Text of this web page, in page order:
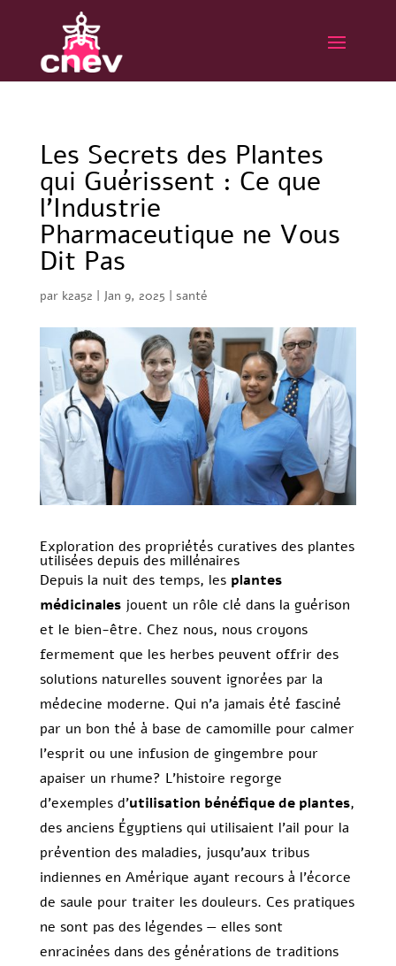
Les Secrets des Plantes
qui Guérissent : Ce que
l’Industrie
Pharmaceutique ne Vous
Dit Pas
par k2a52 | Jan 9, 2025 | santé
Exploration des propriétés curatives des plantes
utilisées depuis des millénaires
Depuis la nuit des temps, les plantes
médicinalesjouent un rôle clé dans la guérison
et le bien-être. Chez nous, nous croyons
fermement que les herbes peuvent offrir des
solutions naturelles souvent ignorées par la
médecine moderne. Qui n’a jamais été fasciné
par un bon thé à base de camomille pour calmer
l’esprit ou une infusion de gingembre pour
apaiser un rhume? L’histoire regorge
d’exemples d’utilisation bénéfique de plantes,
des anciens Égyptiens qui utilisaient l’ail pour la
prévention des maladies, jusqu’aux tribus
indiennes en Amérique ayant recours à l’écorce
de saule pour traiter les douleurs. Ces pratiques
ne sont pas des légendes — elles sont
enracinées dans des générations de traditions